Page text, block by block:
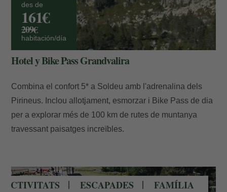
des de
161€
209€
habitación/día
Hotel y Bike Pass Grandvalira
Combina el confort 5* a Soldeu amb l'adrenalina dels
Pirineus. Inclou allotjament, esmorzar i Bike Pass de dia
per a explorar més de 100 km de rutes de muntanya
travessant paisatges increïbles.
ACTIVITATS ESCAPADES FAMÍLIA